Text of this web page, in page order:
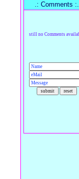
.: Comments :.